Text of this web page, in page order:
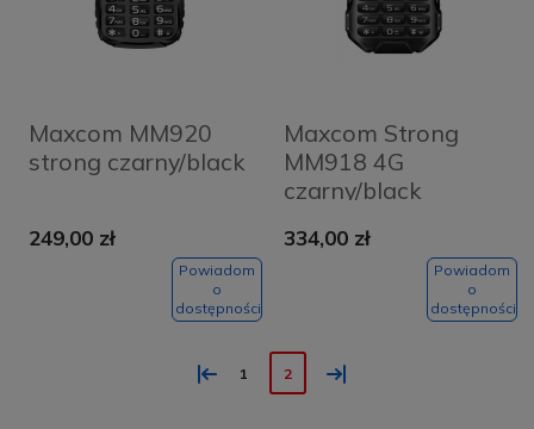
Maxcom MM920
strong czarny/black
249,00 zł
Powiadom
o
dostępności
Maxcom Strong
MM918 4G
czarny/black
334,00 zł
Powiadom
o
dostępności
« 1 2 »